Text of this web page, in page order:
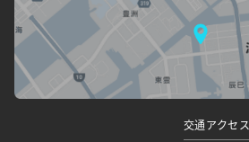
交通アクセス